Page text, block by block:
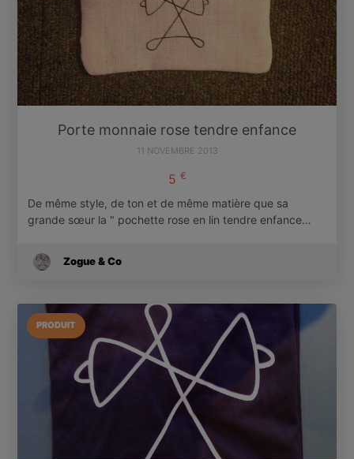
Porte monnaie rose tendre enfance
11 NOVEMBRE 2013
5 €
De même style, de ton et de même matière que sa
grande sœur la " pochette rose en lin tendre enfance…
Zogue & Co
PRODUIT